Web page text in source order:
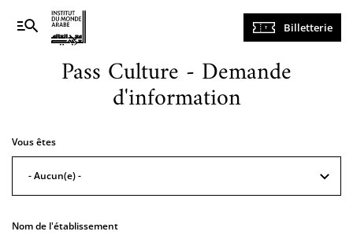
Navigation
principale
Billetterie
Pass Culture - Demande
d'information
Vous êtes
- Aucun(e) -
Nom de l'établissement